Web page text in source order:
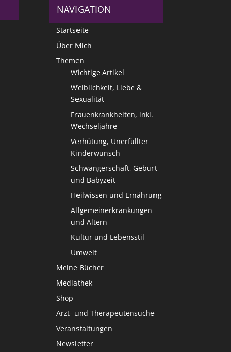
NAVIGATION
Startseite
Über Mich
Themen
Wichtige Artikel
Weiblichkeit, Liebe &
Sexualität
Frauenkrankheiten, inkl.
Wechseljahre
Verhütung, Unerfüllter
Kinderwunsch
Schwangerschaft, Geburt
und Babyzeit
Heilwissen und Ernährung
Allgemeinerkrankungen
und Altern
Kultur und Lebensstil
Umwelt
Meine Bücher
Mediathek
Shop
Arzt- und Therapeutensuche
Veranstaltungen
Newsletter